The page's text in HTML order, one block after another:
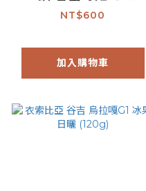
(200g)
NT$600
加入購物車